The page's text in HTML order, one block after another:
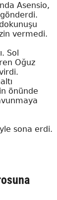
Asensio,
vermedi.
Sol
Oğuz
önünde
sona erdi.